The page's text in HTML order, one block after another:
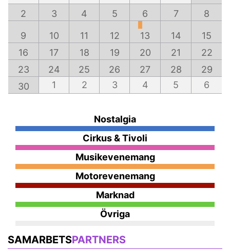
2
3 4 5 6 7 8
9 10 11 12 13 14
15
16
17 18 19 20 21
22
23
24 25 26 27 28
29
30
1 2 3 4 5 6
Nostalgia
Cirkus & Tivoli
Musikevenemang
Motorevenemang
Marknad
Övriga
SAMARBETSPARTNERS